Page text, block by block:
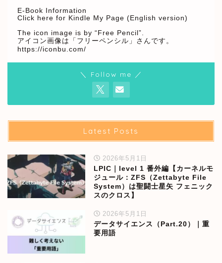
E-Book Information
Click here for Kindle My Page (English version)
The icon image is by “Free Pencil”.
アイコン画像は「フリーペンシル」さんです。
https://iconbu.com/
＼ Follow me ／
Latest Posts
2026年5月1日
LPIC｜level 1 番外編【カーネルモ
ジュール：ZFS（Zettabyte File
System）は聖闘士星矢 フェニック
スのクロス】
2026年5月1日
データサイエンス（Part.20）｜重
要用語